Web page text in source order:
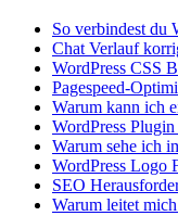
So verbindest du
Chat Verlauf
WordPress CSS
Pagespeed-
Warum kann ich
WordPress
Warum sehe ich
WordPress Logo
SEO
Warum leitet